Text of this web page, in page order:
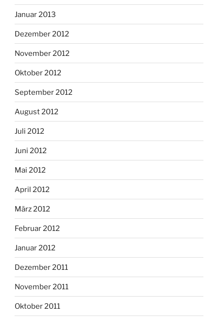
Januar 2013
Dezember 2012
November 2012
Oktober 2012
September 2012
August 2012
Juli 2012
Juni 2012
Mai 2012
April 2012
März 2012
Februar 2012
Januar 2012
Dezember 2011
November 2011
Oktober 2011